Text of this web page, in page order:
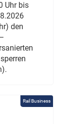
Uhr bis
den
Rail Business